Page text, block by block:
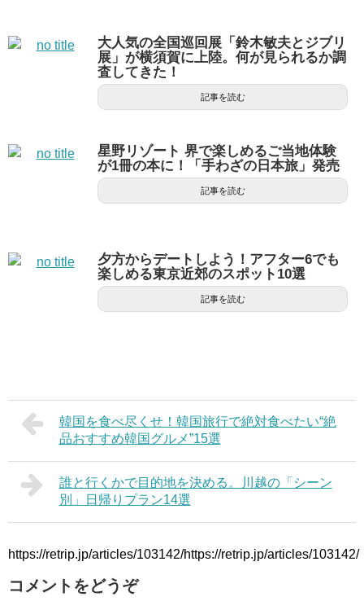
大人気の全国巡回展「鈴木敏夫とジブリ
展」が横須賀に上陸。何が見られるか調
査してきた！
記事を読む
星野リゾート 界で楽しめるご当地体験
が1冊の本に！「手わざの日本旅」発売
記事を読む
夕方からデートしよう！アフター6でも
楽しめる東京近郊のスポット10選
記事を読む
韓国を食べ尽くせ！韓国旅行で絶対食べたい“絶
品おすすめ韓国グルメ”15選
誰と行くかで目的地を決める。川越の「シーン
別」日帰りプラン14選
https://retrip.jp/articles/103142/https://retrip.jp/articles/103142/
コメントをどうぞ